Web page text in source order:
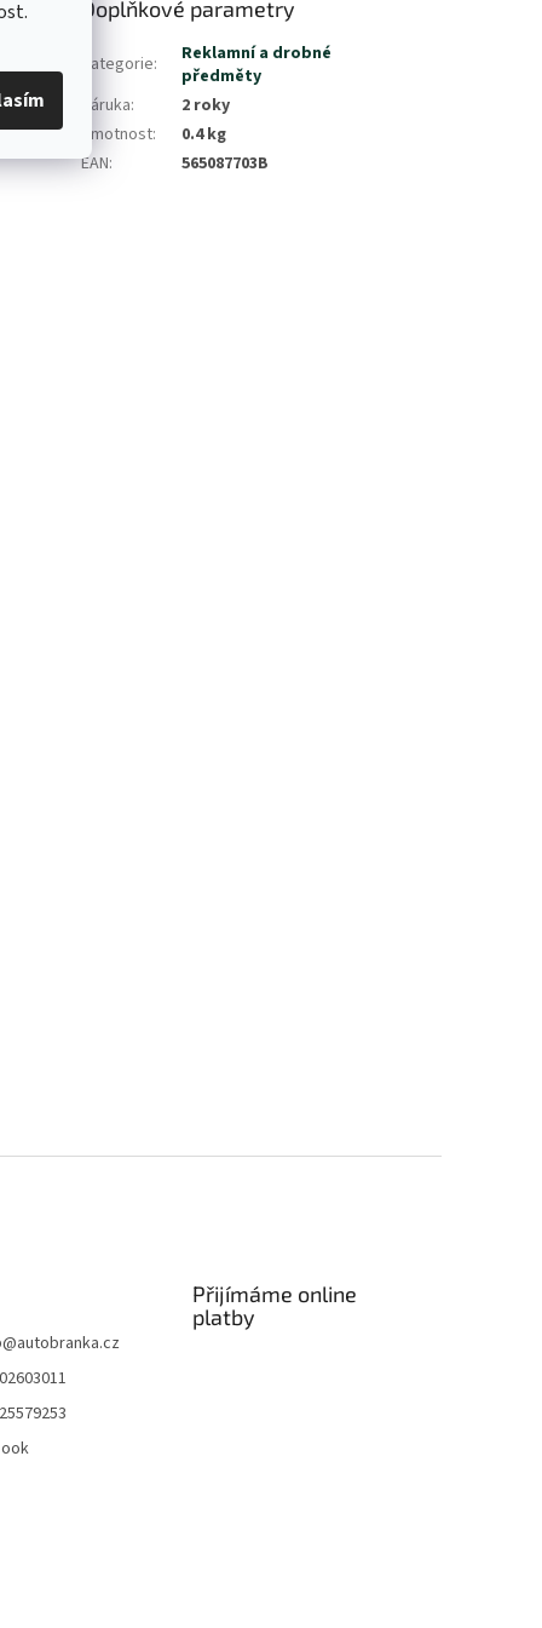
má
Doplňkové parametry
Kategorie:
Reklamní a drobné
předměty
Záruka:
2 roky
Hmotnost:
0.4 kg
EAN: 565087703B
@autobranka.cz
Přijímáme online
platby